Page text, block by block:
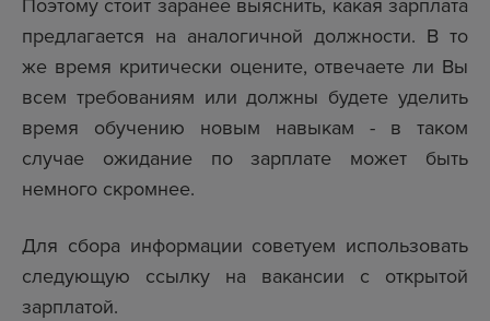
предлагается на аналогичной должности. В то
же время критически оцените, отвечаете ли Вы
всем требованиям или должны будете уделить
время обучению новым навыкам - в таком
случае ожидание по зарплате может быть
немного скромнее.
Для сбора информации советуем использовать
следующую ссылку на вакансии с открытой
зарплатой.